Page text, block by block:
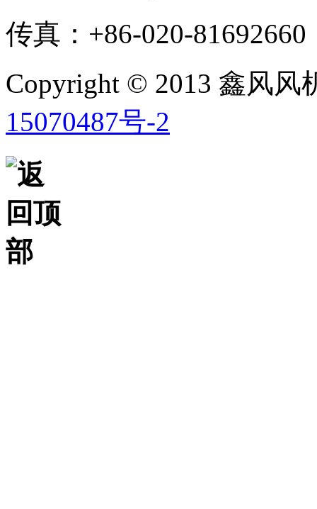
传真：+86-020-81692660
Copyright © 2013 鑫风风
15070487号-2